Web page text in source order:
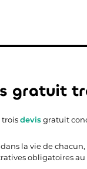
gratuit
troisdevisgratuit
la vie de
obligatoires au